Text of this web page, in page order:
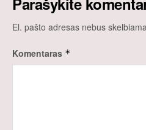
El. pašto adresas nebus
Komentaras *